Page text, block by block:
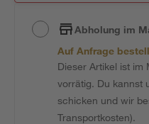
Abholung im
Auf Anfrage
Dieser Artikel ist im
vorrätig. Du kannst
schicken und wir
Transportkosten).